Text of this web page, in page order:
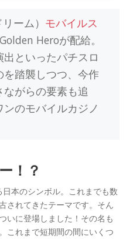
ーム） モバイルス
Heroが配給。
といったパチスロ
踏襲しつつ、今作
がらの要素も追
のモバイルカジノ
！？
本のシンボル。これまでも数
されてきたテーマです。そん
いに登場しました！その名も
これまで短期間の間にいくつ